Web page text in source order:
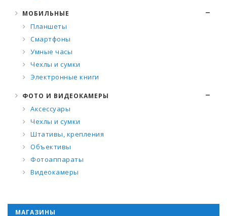
МОБИЛЬНЫЕ
Планшеты
Смартфоны
Умные часы
Чехлы и сумки
Электронные книги
ФОТО И ВИДЕОКАМЕРЫ
Аксессуары
Чехлы и сумки
Штативы, крепления
Объективы
Фотоаппараты
Видеокамеры
МАГАЗИНЫ